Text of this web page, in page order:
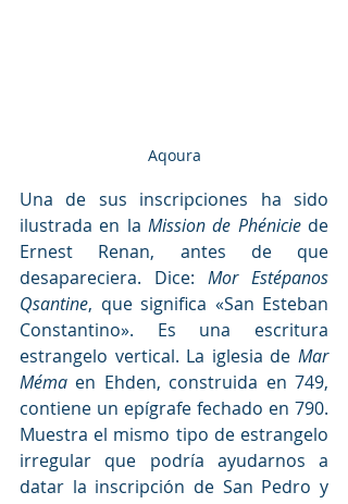
Aqoura
Una de sus inscripciones ha sido
ilustrada en la Mission de Phénicie de
Ernest Renan, antes de que
desapareciera. Dice: Mor Estépanos
Qsantine, que significa «San Esteban
Constantino». Es una escritura
estrangelo vertical. La iglesia de Mar
Méma en Ehden, construida en 749,
contiene un epígrafe fechado en 790.
Muestra el mismo tipo de estrangelo
irregular que podría ayudarnos a
datar la inscripción de San Pedro y